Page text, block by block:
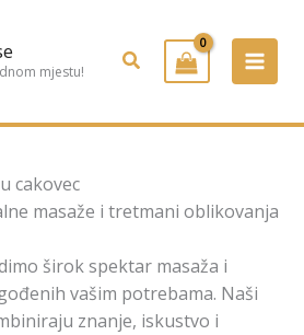
mjestu! Pretraživanje
cakovec
masaže i tretmani oblikovanja
širok spektar masaža i
vašim potrebama. Naši
znanje, iskustvo i